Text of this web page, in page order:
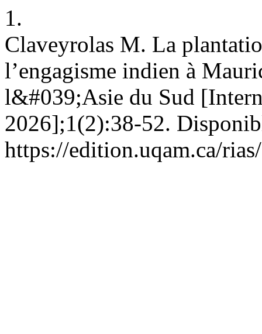
1.
Claveyrolas M. La
l’engagisme indien à
l&#039;Asie du Sud
2026];1(2):38-52.
https://edition.uqam.ca/